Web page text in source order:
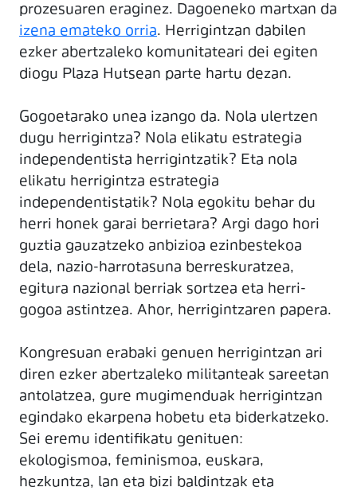
prozesuaren eraginez. Dagoeneko martxan da
izena emateko orria. Herrigintzan dabilen
ezker abertzaleko komunitateari dei egiten
diogu Plaza Hutsean parte hartu dezan.
Gogoetarako unea izango da. Nola ulertzen
dugu herrigintza? Nola elikatu estrategia
independentista herrigintzatik? Eta nola
elikatu herrigintza estrategia
independentistatik? Nola egokitu behar du
herri honek garai berrietara? Argi dago hori
guztia gauzatzeko anbizioa ezinbestekoa
dela, nazio-harrotasuna berreskuratzea,
egitura nazional berriak sortzea eta herri-
gogoa astintzea. Ahor, herrigintzaren papera.
Kongresuan erabaki genuen herrigintzan ari
diren ezker abertzaleko militanteak sareetan
antolatzea, gure mugimenduak herrigintzan
egindako ekarpena hobetu eta biderkatzeko.
Sei eremu identifikatu genituen:
ekologismoa, feminismoa, euskara,
hezkuntza, lan eta bizi baldintzak eta